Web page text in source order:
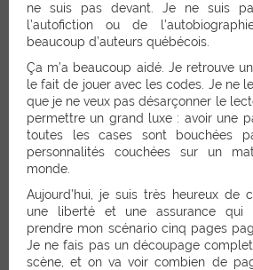
ne suis pas devant. Je ne suis
l’autofiction ou de
beaucoup d’auteurs québécois.
Ça m’a beaucoup aidé. Je retrouve
le fait de jouer avec les codes. Je ne
que je ne veux pas désarçonner le
permettre un grand luxe : avoir une
toutes les cases sont bouchées
personnalités couchées sur un
monde.
Aujourd’hui, je suis très heureux de
une liberté et une assurance qui
prendre mon scénario cinq pages
Je ne fais pas un découpage
scène, et on va voir combien de